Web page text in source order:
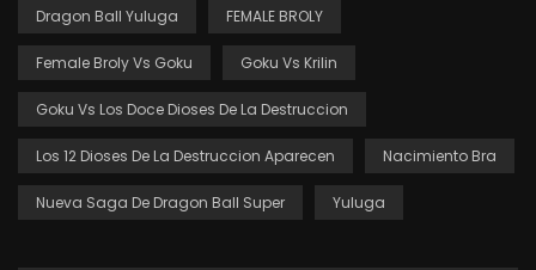
Dragon Ball Yuluga FEMALE BROLY
Female Broly Vs Goku Goku Vs Krilin
Goku Vs Los Doce Dioses De La Destruccion
Los 12 Dioses De La Destruccion Aparecen Nacimiento Bra
Nueva Saga De Dragon Ball Super Yuluga